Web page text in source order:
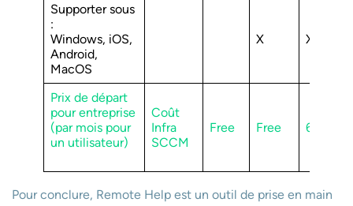
Supporter sous
:
Windows, iOS,
Android,
MacOS
X X
Prix de départ
pour entreprise
(par mois pour
un utilisateur)
Coût
Infra
SCCM
Free Free 68,70 €
Pour conclure, Remote Help est un outil de prise en main